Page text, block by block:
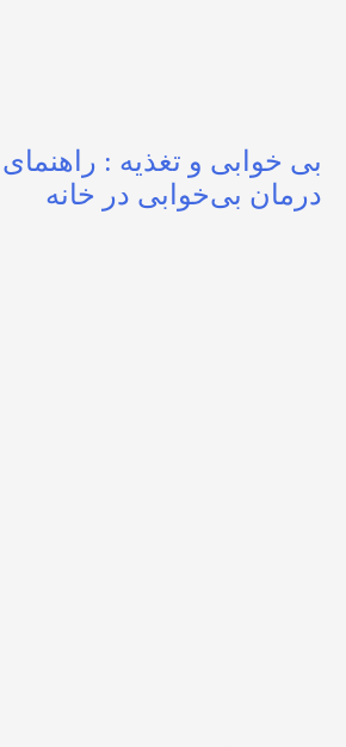
بی خوابی و تغذیه :
درمان بی‌خوابی در خانه